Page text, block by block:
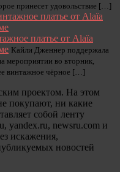
принесет удовольствие […]
платье от Alaïa
Кайли Дженнер поддержала
мероприятии во вторник,
винтажное чёрное […]
проектом. На этом
покупают, ни какие
собой ленту
yandex.ru, newsru.com и
искажения,
новостей